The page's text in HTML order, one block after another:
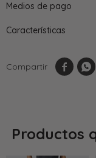
Medios de pago
Características
 
Productos